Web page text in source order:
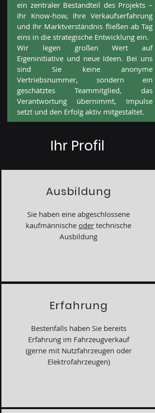
ein zentraler Bestandteil des Projekts –
Ihr Know-how, Ihre Verkaufserfahrung
und Ihr Marktverständnis fließen ab Tag
eins in die strategische Entwicklung ein.
Wir legen großen Wert auf
Eigeninitiative und neue Ideen. Bei uns
sind Sie keine anonyme
Vertriebsnummer, sondern ein
geschätztes Teammitglied, das
Verantwortung übernimmt, Impulse
setzt und den Erfolg aktiv mitgestaltet.
Ihr Profil
Ausbildung
Sie haben eine abgeschlossene
kaufmännische oder technische
Ausbildung
Erfahrung
Bestenfalls haben Sie bereits
Erfahrung im Fahrzeugverkauf
(gerne mit Nutzfahrzeugen oder
Elektrofahrzeugen)